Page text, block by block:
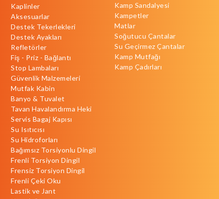
Kaplinler
Aksesuarlar
Destek Tekerlekleri
Destek Ayakları
Refletörler
Fiş - Priz - Bağlantı
Stop Lambaları
Güvenlik Malzemeleri
Mutfak Kabin
Banyo & Tuvalet
Tavan Havalandırma Heki
Servis Bagaj Kapısı
Su Isıtıcısı
Su Hidroforları
Bağımsız Torsiyonlu Dingil
Frenli Torsiyon Dingil
Frensiz Torsiyon Dingil
Frenli Çeki Oku
Lastik ve Jant
Kamp Sandalyesi
Kampetler
Matlar
Soğutucu Çantalar
Su Geçirmez Çantalar
Kamp Mutfağı
Kamp Çadırları